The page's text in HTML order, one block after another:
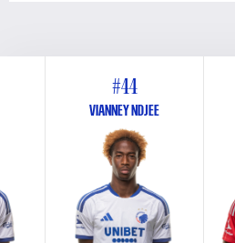
#44
VIANNEY NDJEE